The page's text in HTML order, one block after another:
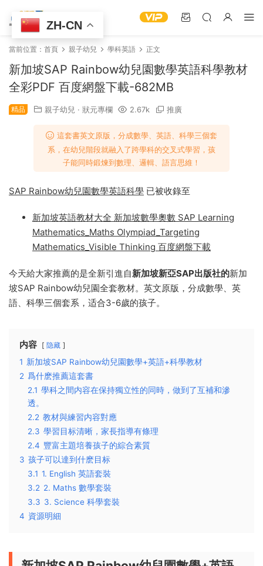
當前位置： 首頁 親子幼兒 學科英語 正文
新加坡SAP Rainbow幼兒園數學英語科學教材
全彩PDF 百度網盤下載-682MB
精品 親子幼兒 · 狀元專欄 2.67k 推廣
這套書英文原版，分成數學、英語、科學三個套
系，在幼兒階段就融入了跨學科的交叉式學習，孩
子能同時鍛煉到數理、邏輯、語言思維！
SAP Rainbow幼兒園數學英語科學 已被收錄至
新加坡英語教材大全 新加坡數學奧數 SAP Learning
Mathematics_Maths Olympiad_Targeting
Mathematics_Visible Thinking 百度網盤下載
今天給大家推薦的是全新引進自新加坡新亞SAP出版社的新加
坡SAP Rainbow幼兒園全套教材。英文原版，分成數學、英
語、科學三個套系，适合3-6歲的孩子。
内容 隐藏
1 新加坡SAP Rainbow幼兒園數學+英語+科學教材
2 爲什麽推薦這套書
2.1 學科之間内容在保持獨立性的同時，做到了互補和滲
透。
2.2 教材與練習内容對應
2.3 學習目标清晰，家長指導有條理
2.4 豐富主題培養孩子的綜合素質
3 孩子可以達到什麽目标
3.1 1. English 英語套裝
3.2 2. Maths 數學套裝
3.3 3. Science 科學套裝
4 資源明細
ZH-CN